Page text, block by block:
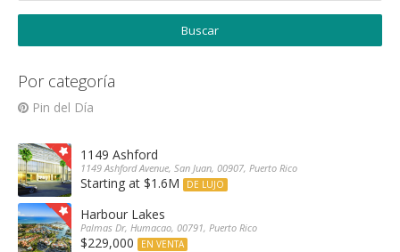
Por categoría
Pin del Día
1149 Ashford
1149 Ashford Avenue, San Juan, 00907, Puerto Rico
Starting at $1.6M DE LUJO
Harbour Lakes
Palmas Dr, Humacao, 00791, Puerto Rico
$229,000 EN VENTA